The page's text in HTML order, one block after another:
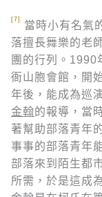
[7] 當時小有名氣
落擅長舞樂的老
團的行列。1990
衙山胞會館，開
年後，能成為巡
金翰的報導，當
著幫助部落青年
事事的部落青年
部落來到陌生都
所需，於是這成